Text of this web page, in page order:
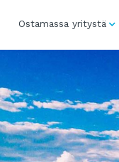
Ostamassa yritystä